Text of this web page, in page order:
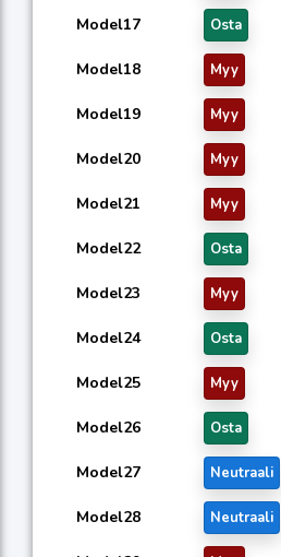
Model17 Osta
Model18 Myy
Model19 Myy
Model20 Myy
Model21 Myy
Model22 Osta
Model23 Myy
Model24 Osta
Model25 Myy
Model26 Osta
Model27 Neutraali
Model28 Neutraali